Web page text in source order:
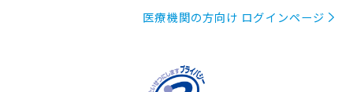
医療機関の方向け ログインページ